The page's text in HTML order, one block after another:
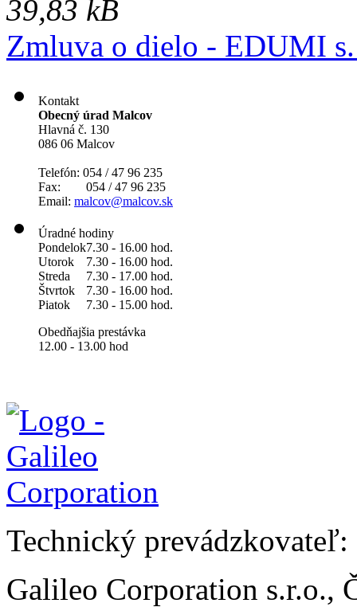
39,83 kB
Zmluva o dielo - EDUMI
Kontakt
Obecný úrad Malcov
Hlavná č. 130
086 06 Malcov
Telefón: 054 / 47 96 235
Fax: 054 / 47 96 235
Email: malcov@malcov.sk
Úradné hodiny
Pondelok7.30 - 16.00 hod.
Utorok
7.30 - 16.00 hod.
Streda
7.30 - 17.00 hod.
Štvrtok
7.30 - 16.00 hod.
Piatok
7.30 - 15.00 hod.
Obedňajšia prestávka
12.00 - 13.00 hod
Technický prevádzkovateľ:
Galileo Corporation s.r.o.,